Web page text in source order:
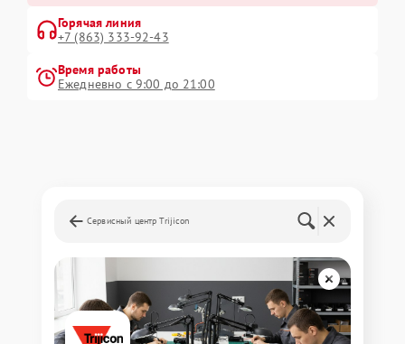
Горячая линия
+7 (863) 333-92-43
Время работы
Ежедневно с 9:00 до 21:00
Сервисный центр Trijicon